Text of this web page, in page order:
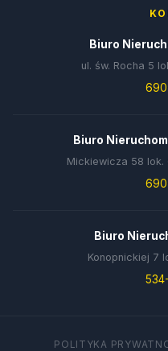
Biuro
ul. św. Rocha 5
Biuro
Mickiewicza 58 lok.
Biuro
Konopnickiej 7
POLITYKA